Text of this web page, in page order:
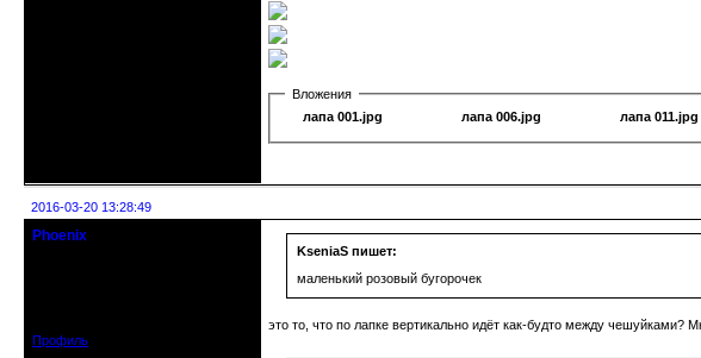
Вложения
лапа 001.jpg
лапа 006.jpg лапа 011.jpg
2016-03-20 13:28:49
Phoenix
Профиль
KseniaS пишет:
маленький розовый бугорочек
это то, что по лапке вертикально идёт как-будто между чешуйками?